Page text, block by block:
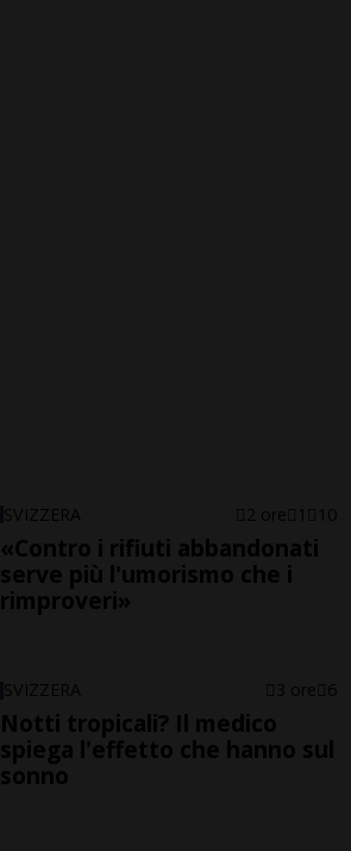
SVIZZERA 2 ore 1 10
«Contro i rifiuti abbandonati
serve più l'umorismo che i
rimproveri»
SVIZZERA 3 ore 6
Notti tropicali? Il medico
spiega l'effetto che hanno sul
sonno